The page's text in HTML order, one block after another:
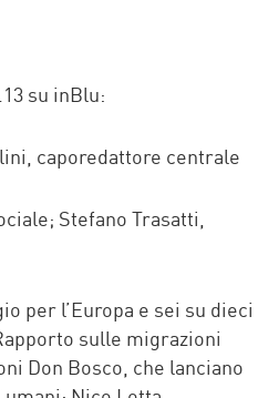
su inBlu:
caporedattore centrale
Stefano Trasatti,
per l’Europa e sei su dieci
sulle migrazioni
Don Bosco, che lanciano